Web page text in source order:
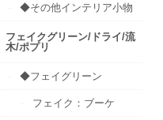
◆その他インテリア小物
フェイクグリーン/ドライ/流
木/ポプリ
◆フェイグリーン
フェイク：ブーケ